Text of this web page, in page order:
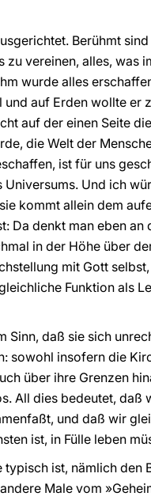
Berühmt
zu vereinen, alles, was
wurde alles
und auf Erden wollte er
auf der einen Seite
die Welt der
ist für uns
Und ich
kommt allein dem
Da denkt man eben an
in der Höhe über
mit Gott
Funktion als
Sinn, daß sie sich
sowohl insofern die
über ihre Grenzen
All dies bedeutet, daß
und daß wir
ist, in Fülle leben
ist, nämlich den
Male vom